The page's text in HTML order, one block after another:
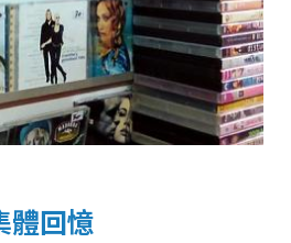
體回憶